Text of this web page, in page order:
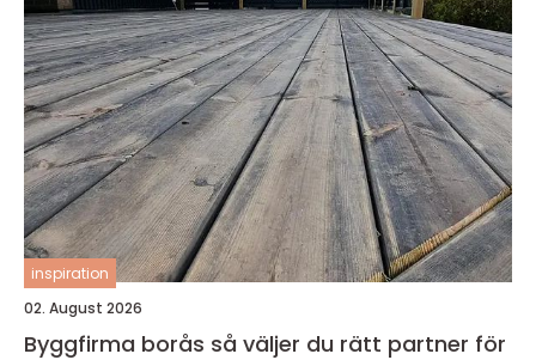
inspiration
02. August 2026
Byggfirma borås så väljer du rätt partner för